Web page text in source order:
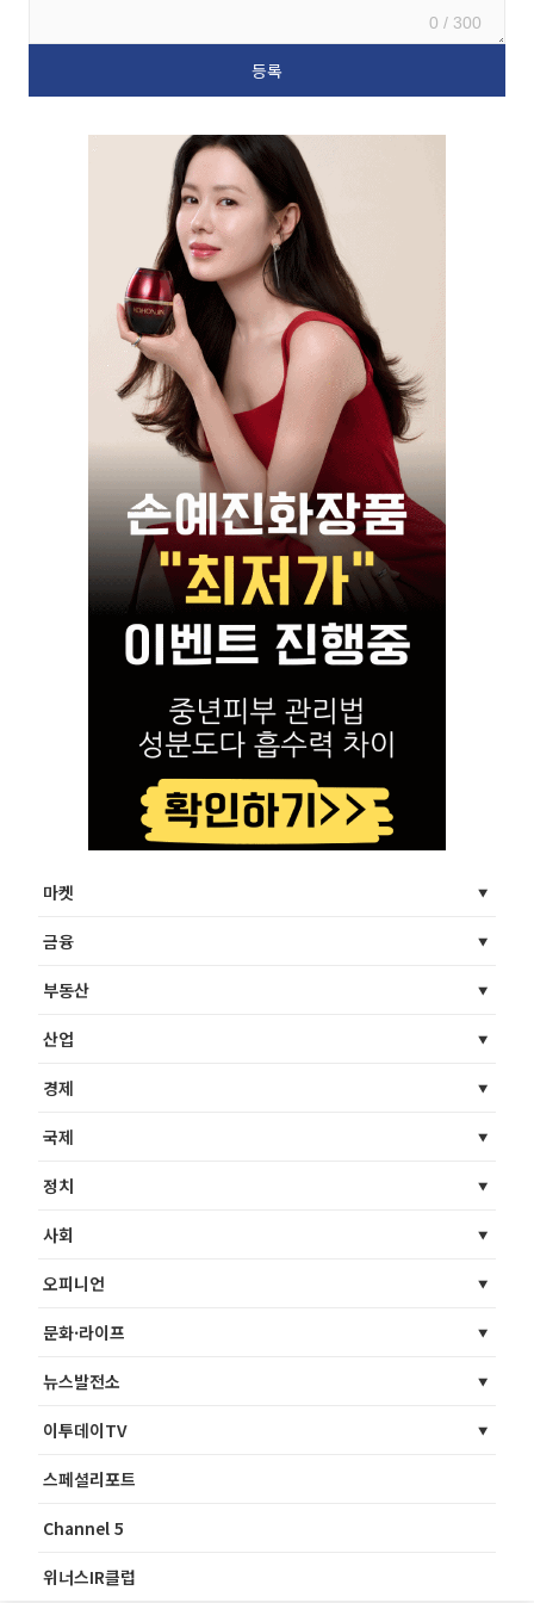
0 / 300
마켓
금융
부동산
산업
경제
국제
정치
사회
오피니언
문화·라이프
뉴스발전소
이투데이TV
스페셜리포트
Channel 5
위너스IR클럽